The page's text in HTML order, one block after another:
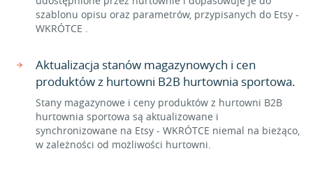
szablonu opisu oraz parametrów, przypisanych do Etsy -
WKRÓTCE .
Aktualizacja stanów magazynowych i cen
produktów z hurtowni B2B hurtownia sportowa.
Stany magazynowe i ceny produktów z hurtowni B2B
hurtownia sportowa są aktualizowane i
synchronizowane na Etsy - WKRÓTCE niemal na bieżąco,
w zależności od możliwości hurtowni.